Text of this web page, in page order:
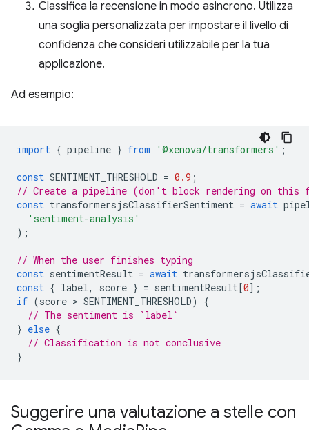
Classifica la recensione in modo asincrono. Utilizza
una soglia personalizzata per impostare il livello di
confidenza che consideri utilizzabile per la tua
applicazione.
Ad esempio:
import { pipeline } from '@xenova/transformers' ;
const SENTIMENT_THRESHOLD = 0.9 ;
// Create a pipeline (don't block rendering on this
const transformersjsClassifierSentiment = await
'sentiment-analysis'
);
// When the user finishes typing
const sentimentResult = await
const { label , score } = sentimentResult[0];
if (score > SENTIMENT_THRESHOLD)
{
// The sentiment is `label`
} else {
// Classification is not conclusive
}
Suggerire una valutazione a stelle con